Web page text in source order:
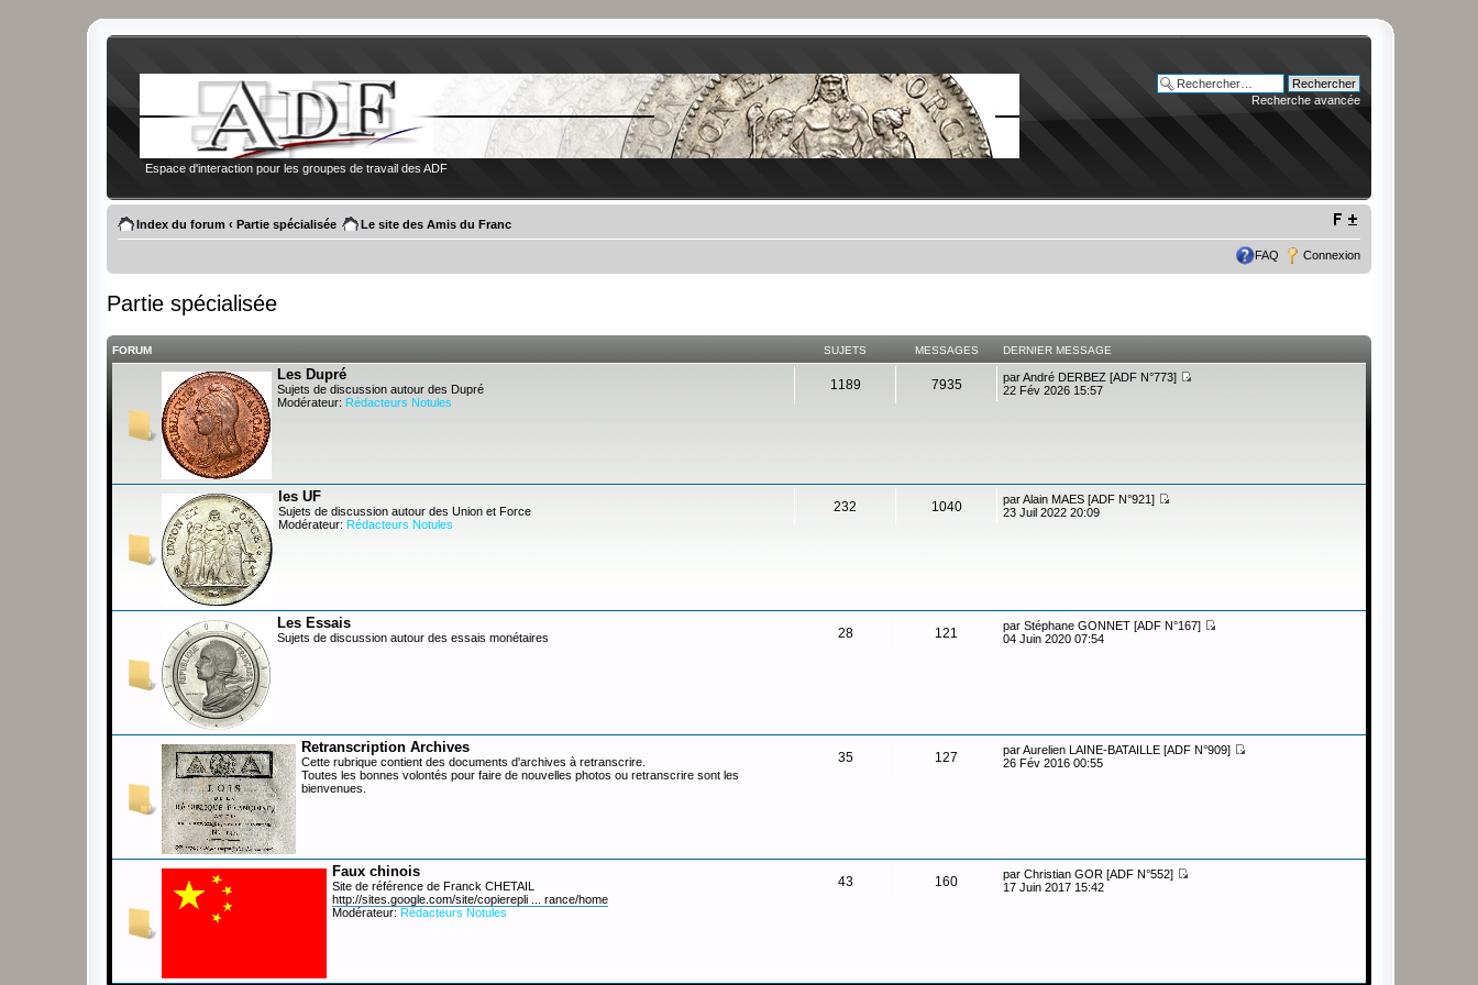
Espace d'interaction pour les groupes de travail des ADF
Recherche avancée
Index du forum ‹ Partie spécialisée Le site des Amis du Franc
FAQ Connexion
Partie spécialisée
FORUM SUJETS MESSAGES DERNIER MESSAGE
Les Dupré
Sujets de discussion autour des Dupré
Modérateur: Rédacteurs Notules
1189 7935 parAndré DERBEZ [ADF N°773]
22 Fév 2026 15:57
les UF
Sujets de discussion autour des Union et Force
Modérateur: Rédacteurs Notules
232 1040 parAlain MAES [ADF N°921]
23 Juil 2022 20:09
Les Essais
Sujets de discussion autour des essais monétaires 28 121 parStéphane GONNET [ADF N°167]
04 Juin 2020 07:54
Retranscription Archives
Cette rubrique contient des documents d'archives à retranscrire.
Toutes les bonnes volontés pour faire de nouvelles photos ou retranscrire sont les
bienvenues.
35 127 parAurelien LAINE-BATAILLE [ADF N°909]
26 Fév 2016 00:55
Faux chinois
Site de référence de Franck CHETAIL
http://sites.google.com/site/copierepli ... rance/home
Modérateur: Rédacteurs Notules
43 160 parChristian GOR [ADF N°552]
17 Juin 2017 15:42